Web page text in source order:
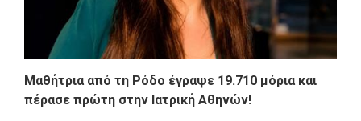
Μαθήτρια από τη Ρόδο έγραψε 19.710 μόρια και
πέρασε πρώτη στην Ιατρική Αθηνών!